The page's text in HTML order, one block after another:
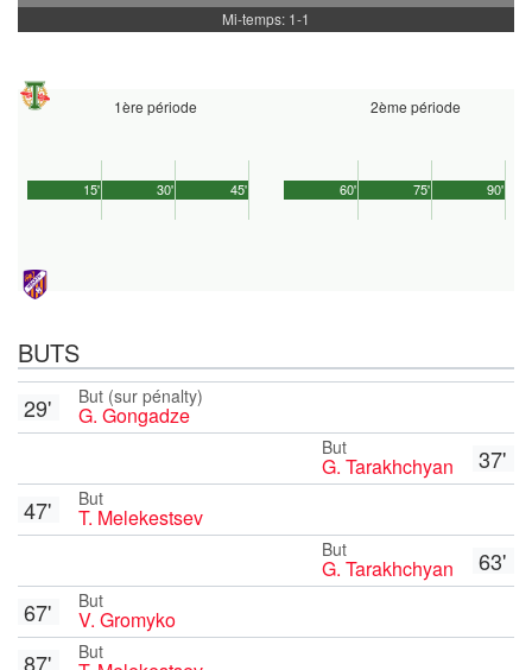
Mi-temps: 1-1
1ère période
45'
15' 30'
2ème période
90'
60' 75'
BUTS
But (sur pénalty)
G. Gongadze
29'
37'
But
G. Tarakhchyan
But
T. Melekestsev
47'
63'
But
G. Tarakhchyan
But
V. Gromyko
67'
But
87'